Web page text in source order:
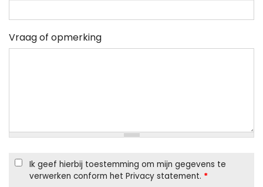
Vraag of opmerking
Ik geef hierbij toestemming om mijn gegevens te
verwerken conform het Privacy statement. *